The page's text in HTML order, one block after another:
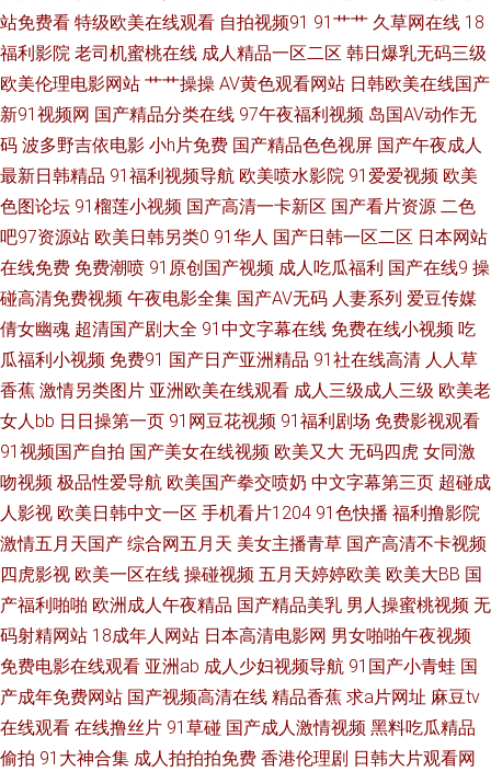
日韩群p 婷婷色色五月天 在线视频国产91 97干少妇 久久精品在这里 日韩熟
区在线观看 日本污网站 99热草 九九月老司机 日日曹干 91大神视频免费 成
人超碰自拍 黄色小说视频网址 欧美亚洲国产另类 四虎音影 中文字幕六区
avtt五月婷婷 另类视频专区 日韩欧美自拍 综合另类视频图 超碰人人玩 极品
色色影院 久久人人香蕉热 av成人射 福利网av 美女午夜私人影院 午夜剧场性
爱 抖阴91网址 久草资源色 天天插天天操 91老熟女视频 超碰人人妻 狠狠久
久 人妖免费网站 亚洲变态性爱网 91在线网 黄页网站日韩 99香蕉性爱 成人
三级黄色网 欧美天天激情 欧洲TV一区 人人操人人爽爽 91超碰资源 国产麻豆
精品在线 人妖一级片 黑人另类AV 日本户外激情 91传媒网页播放 岛国免费小
电影 久久九九 日韩理论在线 一区二区av 不卡综合21 狠狠撸成人在线 欧美
日AB 91操操操操操操 福利导航第一 玖玖资源总站 日韩免费色情网址 亚洲
乡村午夜剧场 AV伦理电影院 国产福利久久精品 老司机精品91 午夜色口导航
AV性爱久 国产午夜免费不卡 人妻导航av 亚洲妞妞综合网 99在线视频福利 国
站免费看 特级欧美在线观看 自拍视频91 91艹艹 久草网在线 18
福利影院 老司机蜜桃在线 成人精品一区二区 韩日爆乳无码三级
欧美伦理电影网站 艹艹操操 AV黄色观看网站 日韩欧美在线国产
新91视频网 国产精品分类在线 97午夜福利视频 岛国AV动作无
码 波多野吉依电影 小h片免费 国产精品色色视屏 国产午夜成人
最新日韩精品 91福利视频导航 欧美喷水影院 91爱爱视频 欧美
色图论坛 91榴莲小视频 国产高清一卡新区 国产看片资源 二色
吧97资源站 欧美日韩另类0 91华人 国产日韩一区二区 日本网站
在线免费 免费潮喷 91原创国产视频 成人吃瓜福利 国产在线9 操
碰高清免费视频 午夜电影全集 国产AV无码 人妻系列 爱豆传媒
倩女幽魂 超清国产剧大全 91中文字幕在线 免费在线小视频 吃
瓜福利小视频 免费91 国产日产亚洲精品 91社在线高清 人人草
香蕉 激情另类图片 亚洲欧美在线观看 成人三级成人三级 欧美老
女人bb 日日操第一页 91网豆花视频 91福利剧场 免费影视观看
91视频国产自拍 国产美女在线视频 欧美又大 无码四虎 女同激
吻视频 极品性爱导航 欧美国产拳交喷奶 中文字幕第三页 超碰成
人影视 欧美日韩中文一区 手机看片1204 91色快播 福利撸影院
激情五月天国产 综合网五月天 美女主播青草 国产高清不卡视频
四虎影视 欧美一区在线 操碰视频 五月天婷婷欧美 欧美大BB 国
产福利啪啪 欧洲成人午夜精品 国产精品美乳 男人操蜜桃视频 无
码射精网站 18成年人网站 日本高清电影网 男女啪啪午夜视频
免费电影在线观看 亚洲ab 成人少妇视频导航 91国产小青蛙 国
产成年免费网站 国产视频高清在线 精品香蕉 求a片网址 麻豆tv
在线观看 在线撸丝片 91草碰 国产成人激情视频 黑料吃瓜精品
偷拍 91大神合集 成人拍拍拍免费 香港伦理剧 日韩大片观看网